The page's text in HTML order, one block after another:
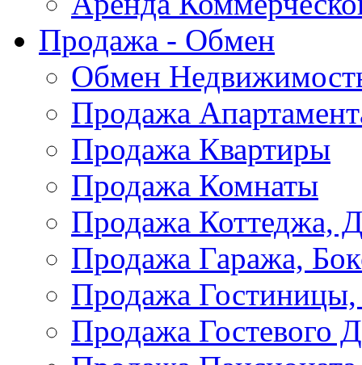
Продажа - Обмен
Обмен
Продажа
Продажа Квартиры
Продажа Комнаты
Продажа Коттеджа,
Продажа Гаража,
Продажа
Продажа Гостевого